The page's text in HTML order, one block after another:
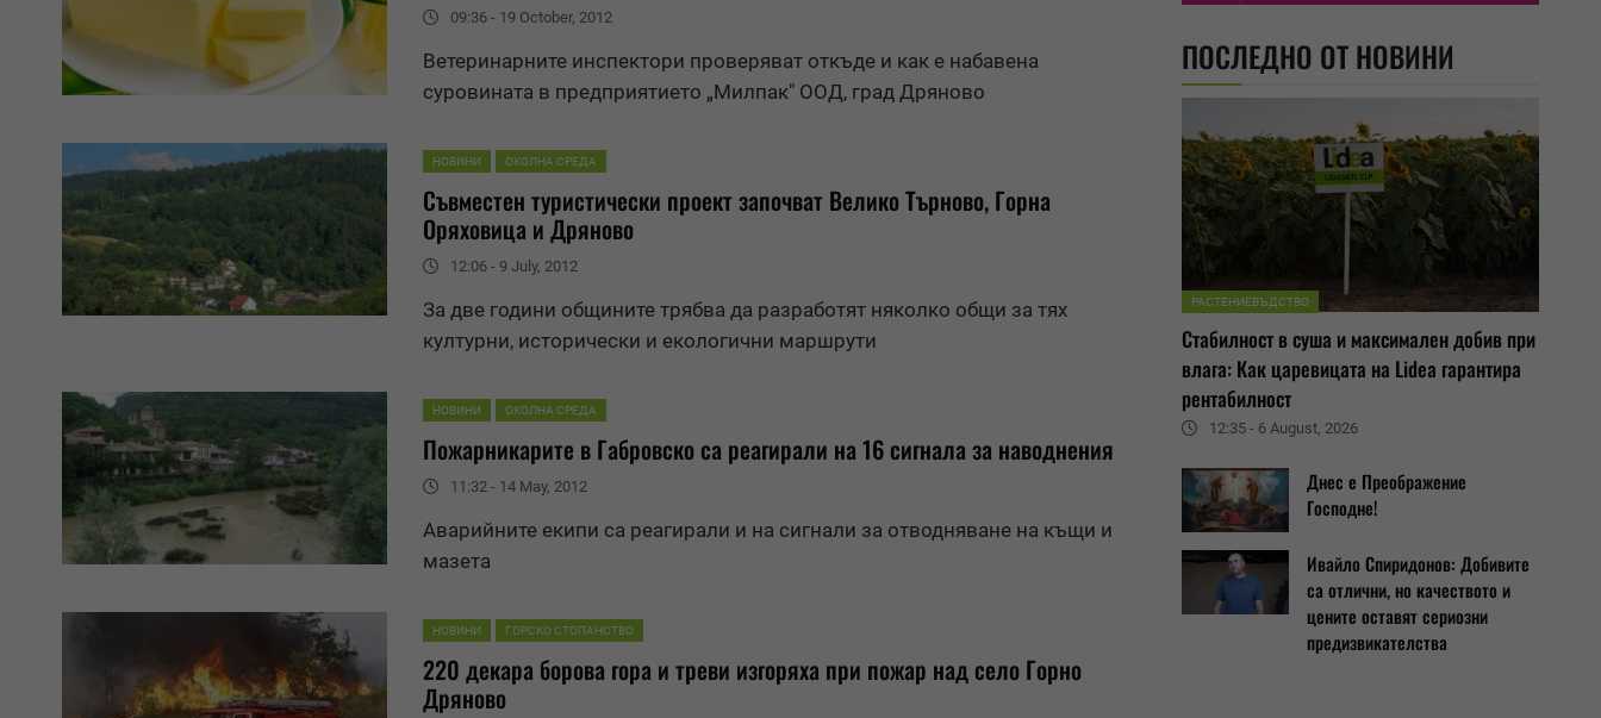
09:36 - 19 October, 2012
Ветеринарните инспектори проверяват откъде и как е набавена
суровината в предприятието „Милпак" ООД, град Дряново
НОВИНИ ОКОЛНА СРЕДА
Съвместен туристически проект започват Велико Търново, Горна
Оряховица и Дряново
12:06 - 9 July, 2012
За две години общините трябва да разработят няколко общи за тях
културни, исторически и екологични маршрути
НОВИНИ ОКОЛНА СРЕДА
Пожарникарите в Габровско са реагирали на 16 сигнала за наводнения
11:32 - 14 May, 2012
Аварийните екипи са реагирали и на сигнали за отводняване на къщи и
мазета
НОВИНИ ГОРСКО СТОПАНСТВО
220 декара борова гора и треви изгоряха при пожар над село Горно
Дряново
ПОСЛЕДНО ОТ НОВИНИ
РАСТЕНИЕВЪДСТВО
Стабилност в суша и максимален добив при
влага: Как царевицата на Lidea гарантира
рентабилност
12:35 - 6 August, 2026
Днес е Преображение
Господне!
Ивайло Спиридонов: Добивите
са отлични, но качеството и
цените оставят сериозни
предизвикателства